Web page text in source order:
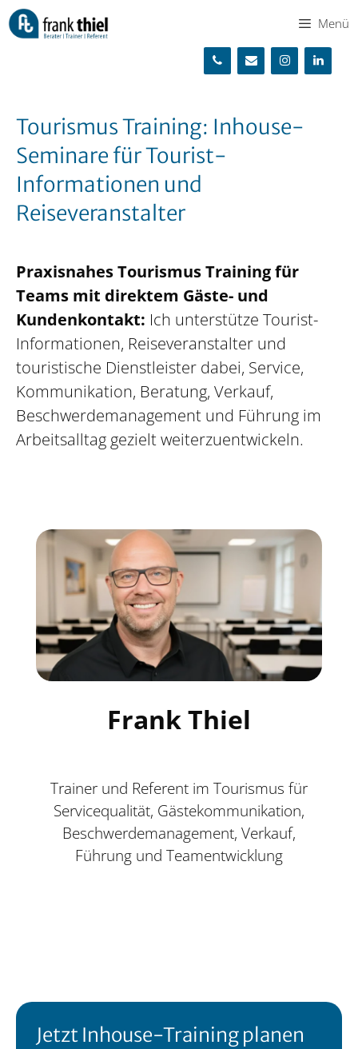
Zum
Inhalt
Menü
Tourismus Training: Inhouse-
Seminare für Tourist-
Informationen und
Reiseveranstalter
Praxisnahes Tourismus Training für
Teams mit direktem Gäste- und
Kundenkontakt: Ich unterstütze Tourist-
Informationen, Reiseveranstalter und
touristische Dienstleister dabei, Service,
Kommunikation, Beratung, Verkauf,
Beschwerdemanagement und Führung im
Arbeitsalltag gezielt weiterzuentwickeln.
Frank Thiel
Trainer und Referent im Tourismus für
Servicequalität, Gästekommunikation,
Beschwerdemanagement, Verkauf,
Führung und Teamentwicklung
Jetzt Inhouse-Training planen